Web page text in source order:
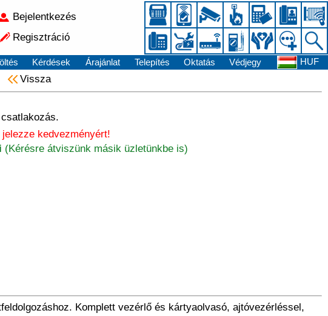
Bejelentkezés
Regisztráció
Kérdések Árajánlat Telepítés Oktatás Védjegy HUF
Vissza
kedvezményért!
(Kérésre átviszünk másik üzletünkbe is)
Komplett vezérlő és kártyaolvasó, ajtóvezérléssel,